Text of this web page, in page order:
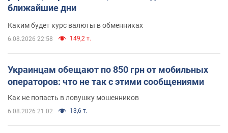
ближайшие дни
Каким будет курс валюты в обменниках
6.08.2026 22:58 149,2 т.
Украинцам обещают по 850 грн от мобильных
операторов: что не так с этими сообщениями
Как не попасть в ловушку мошенников
6.08.2026 21:02 13,6 т.